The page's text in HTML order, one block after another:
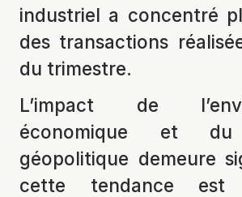
industriel a concentré
des transactions
du trimestre.
L’impact de
économique et du
géopolitique demeure
cette tendance est